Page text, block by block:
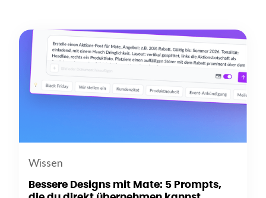
Wissen
Bessere Designs mit Mate: 5 Prompts,